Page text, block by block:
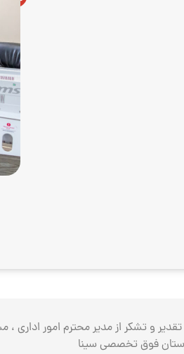
و تقدیر و تشکر از مدیر محترم امور
فوق تخصصی سینا